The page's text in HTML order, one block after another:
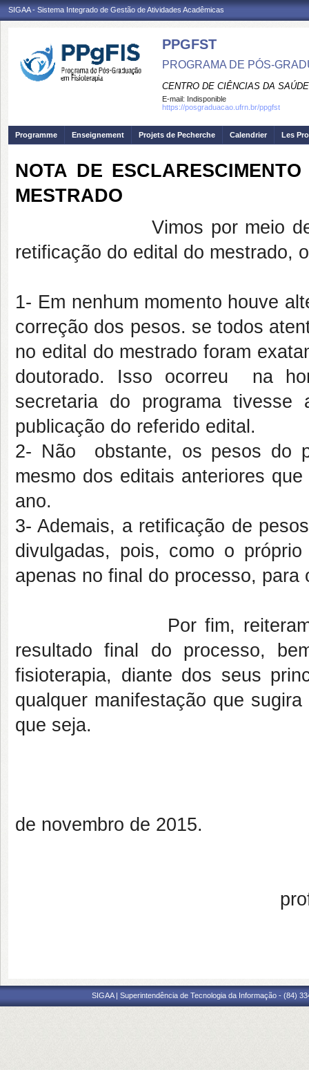
SIGAA - Sistema Integrado de Gestão de Atividades Acadêmicas
PPGFST
PROGRAMA DE PÓS-
CENTRO DE CIÊNCIAS DA SAÚDE
E-mail: Indisponible
https://posgraduacao.ufrn.br/ppgfst
Programme Enseignement Projets de Pecherche Calendrier Les
NOTA DE
MESTRADO
Vimos por meio deste
retificação do edital do mestrado,
1- Em nenhum momento houve
correção dos pesos. se todos
no edital do mestrado foram
doutorado. Isso ocorreu na
secretaria do programa
publicação do referido edital.
2- Não obstante, os pesos do
mesmo dos editais anteriores
ano.
3- Ademais, a retificação de
divulgadas, pois, como o
apenas no final do processo,
Por fim, reiteramos que
resultado final do processo,
fisioterapia, diante dos seus
qualquer manifestação que
que seja.
de novembro de 2015.
prof. dr. álvaro
SIGAA | Superintendência de Tecnologia da Informação - (84)